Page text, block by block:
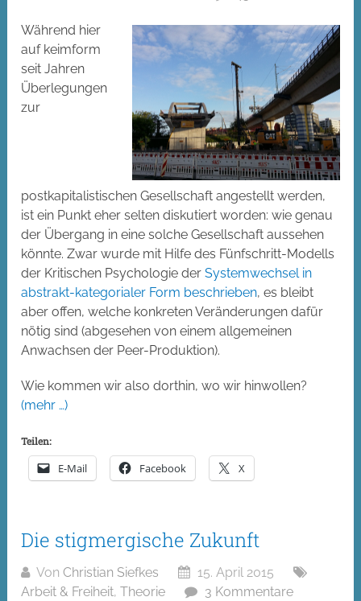
Während hier
auf keimform
seit Jahren
Überlegungen
zur
postkapitalistischen Gesellschaft angestellt werden,
ist ein Punkt eher selten diskutiert worden: wie genau
der Übergang in eine solche Gesellschaft aussehen
könnte. Zwar wurde mit Hilfe des Fünfschritt-Modells
der Kritischen Psychologie derSystemwechsel in
abstrakt-kategorialer Form beschrieben, es bleibt
aber offen, welche konkreten Veränderungen dafür
nötig sind (abgesehen von einem allgemeinen
Anwachsen der Peer-Produktion).
Wie kommen wir also dorthin, wo wir hinwollen?
(mehr …)
Teilen:
E-Mail Facebook X
Die stigmergische Zukunft
VonChristian Siefkes
15. April 2015
Arbeit & Freiheit,Theorie 3 Kommentare